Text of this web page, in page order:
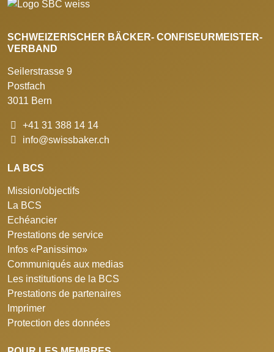
SCHWEIZERISCHER BÄCKER- CONFISEURMEISTER-
VERBAND
Seilerstrasse 9
Postfach
3011 Bern
+41 31 388 14 14
info@swissbaker.ch
LA BCS
Mission/objectifs
La BCS
Echéancier
Prestations de service
Infos «Panissimo»
Communiqués aux medias
Les institutions de la BCS
Prestations de partenaires
Imprimer
Protection des données